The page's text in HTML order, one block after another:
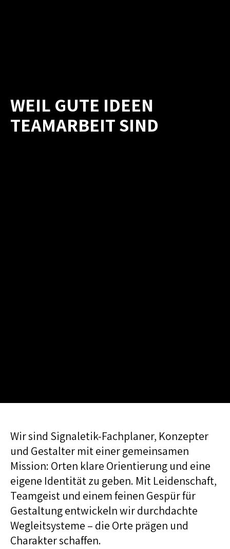
WEIL GUTE IDEEN
TEAMARBEIT SIND
Wirsind Signaletik-Fachplaner, Konzepter
und Gestalter miteinergemeinsamen
Mission: Orten klare Orientierung und eine
eigene Identitätzu geben. Mit Leidenschaft,
Teamgeist und einemfeinen Gespürfür
Gestaltungentwickelnwirdurchdachte
Wegleitsysteme – die Orte prägen und
Charakterschaffen.